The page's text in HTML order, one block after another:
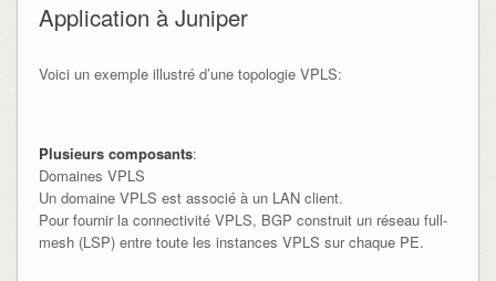
Application à Juniper
Voici un exemple illustré d’une topologie VPLS:
Plusieurs composants:
Domaines VPLS
Un domaine VPLS est associé à un LAN client.
Pour fournir la connectivité VPLS, BGP construit un réseau full-
mesh (LSP) entre toute les instances VPLS sur chaque PE.